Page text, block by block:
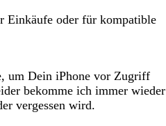
Einkäufe oder für kompatible
um Dein iPhone vor Zugriff
bekomme ich immer wieder
vergessen wird.